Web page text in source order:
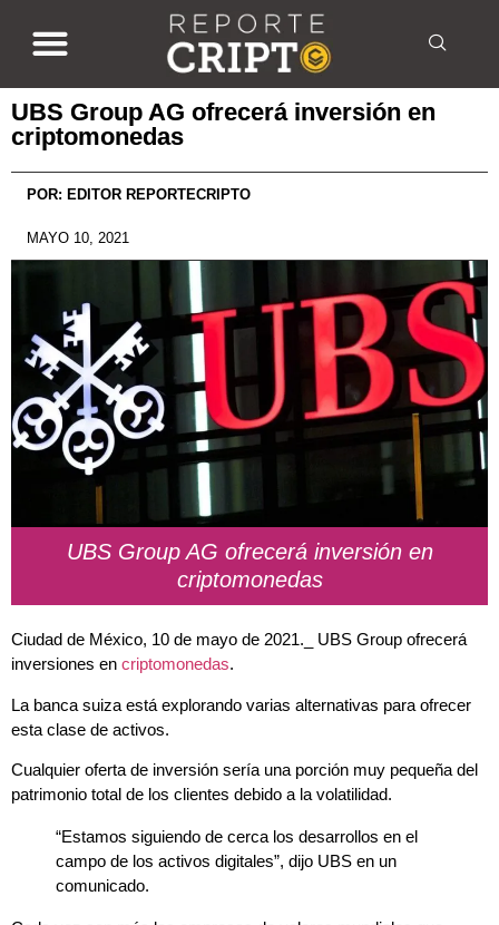
UBS Group AG ofrecerá inversión en
criptomonedas
POR: EDITOR REPORTECRIPTO
MAYO 10, 2021
UBS Group AG ofrecerá inversión en
criptomonedas
Ciudad de México, 10 de mayo de 2021._ UBS Group ofrecerá
inversiones en criptomonedas.
La banca suiza está explorando varias alternativas para ofrecer
esta clase de activos.
Cualquier oferta de inversión sería una porción muy pequeña del
patrimonio total de los clientes debido a la volatilidad.
“Estamos siguiendo de cerca los desarrollos en el
campo de los activos digitales”, dijo UBS en un
comunicado.